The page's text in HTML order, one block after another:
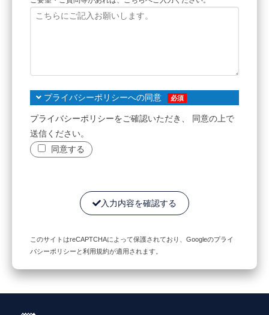
プライバシーポリシーへの同意
プライバシーポリシーをご確認いただき、 同意の上で
送信ください。
同意する
入力内容を確認する
このサイトはreCAPTCHAによって保護されており、Googleのプライ
バシーポリシー と利用規約が適用されます。